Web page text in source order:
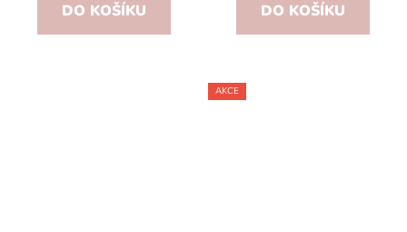
DO KOŠÍKU DO KOŠÍKU
AKCE